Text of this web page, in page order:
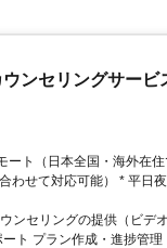
ンセリングサー
ート（日本全国・海外在
わせて対応可能） * 平日
ンセリングの提供（ビデ
ト プラン作成・進捗管理